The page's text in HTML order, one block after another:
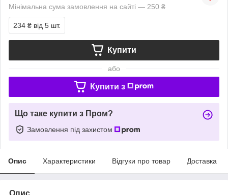
Мінімальна сума замовлення на сайті — 250 ₴
234 ₴ від 5 шт.
Купити
або
Купити з
Що таке купити з Пром?
Замовлення під захистом
Опис Характеристики Відгуки про товар Доставка
Опис